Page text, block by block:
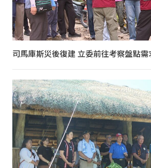
司馬庫斯災後復建 立委前往考察盤點需